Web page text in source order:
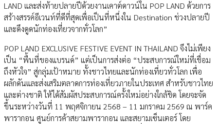
LAND และส่งท้ายปลายปีด้วยงานเคาต์ดาวน์ใน POP LAND ด้วยการ
สร้างสรรค์อีเวนท์ที่ดีที่สุดเพื่อเป็นที่หนึ่งใน Destination ช่วงปลายปี
และดึงดูดนักท่องเที่ยวจากทั่วโลก”
POP LAND EXCLUSIVE FESTIVE EVENT IN THAILAND จึงไม่เพียง
เป็น “พื้นที่ของแบรนด์” แต่เป็นการส่งต่อ “ประสบการณ์ใหม่ที่เชื่อม
ถึงหัวใจ” สู่กลุ่มเป้าหมาย ทั้งชาวไทยและนักท่องเที่ยวทั่วโลก เพื่อ
ผลักดันและส่งเสริมตลาดการท่องเที่ยวภายในประเทศ สำหรับชาวไทย
และต่างชาติ ให้ได้สัมผัสประสบการณ์ครั้งใหม่อย่างใกล้ชิด โดยจะจัด
ขึ้นระหว่างวันที่ 11 พฤศจิกายน 2568 – 11 มกราคม 2569 ณ พาร์ค
พารากอน ศูนย์การค้าสยามพารากอน และสยามเซ็นเตอร์ โดย